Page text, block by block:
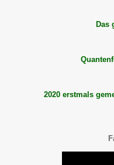
Das
2020 erstmals